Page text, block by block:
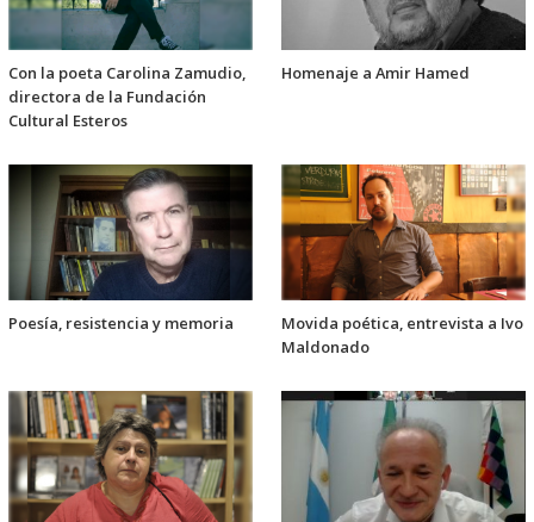
Con la poeta Carolina Zamudio,
directora de la Fundación
Cultural Esteros
Homenaje a Amir Hamed
Poesía, resistencia y memoria
Movida poética, entrevista a Ivo
Maldonado